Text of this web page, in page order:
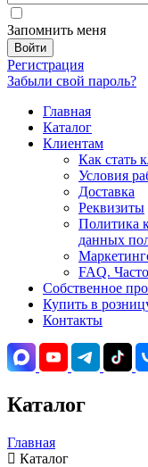
Запомнить меня
Регистрация
Забыли свой пароль?
Главная
Каталог
Клиентам
Как стать
Условия
Доставка
Реквизиты
Политика
данных
FAQ.
Собственное
Купить в
Контакты
Каталог
Главная
Каталог